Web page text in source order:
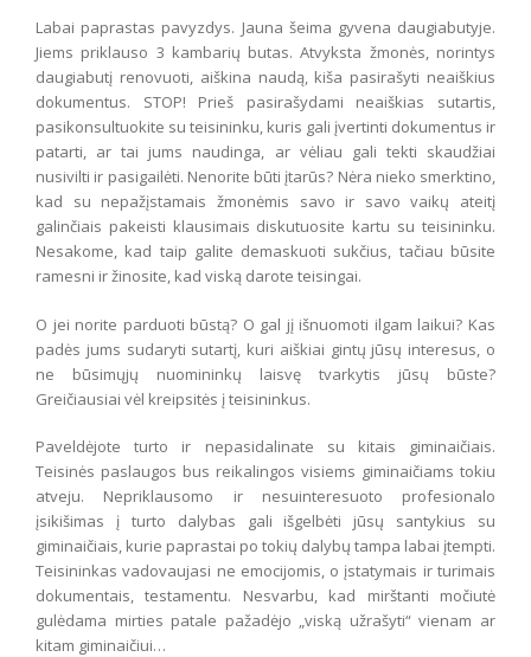
Labai paprastas pavyzdys. Jauna šeima gyvena daugiabutyje.
Jiems priklauso 3 kambarių butas. Atvyksta žmonės, norintys
daugiabutį renovuoti, aiškina naudą, kiša pasirašyti neaiškius
dokumentus. STOP! Prieš pasirašydami neaiškias sutartis,
pasikonsultuokite su teisininku, kuris gali įvertinti dokumentus ir
patarti, ar tai jums naudinga, ar vėliau gali tekti skaudžiai
nusivilti ir pasigailėti. Nenorite būti įtarūs? Nėra nieko smerktino,
kad su nepažįstamais žmonėmis savo ir savo vaikų ateitį
galinčiais pakeisti klausimais diskutuosite kartu su teisininku.
Nesakome, kad taip galite demaskuoti sukčius, tačiau būsite
ramesni ir žinosite, kad viską darote teisingai.
O jei norite parduoti būstą? O gal jį išnuomoti ilgam laikui? Kas
padės jums sudaryti sutartį, kuri aiškiai gintų jūsų interesus, o
ne būsimųjų nuomininkų laisvę tvarkytis jūsų būste?
Greičiausiai vėl kreipsitės į teisininkus.
Paveldėjote turto ir nepasidalinate su kitais giminaičiais.
Teisinės paslaugos bus reikalingos visiems giminaičiams tokiu
atveju. Nepriklausomo ir nesuinteresuoto profesionalo
įsikišimas į turto dalybas gali išgelbėti jūsų santykius su
giminaičiais, kurie paprastai po tokių dalybų tampa labai įtempti.
Teisininkas vadovaujasi ne emocijomis, o įstatymais ir turimais
dokumentais, testamentu. Nesvarbu, kad mirštanti močiutė
gulėdama mirties patale pažadėjo „viską užrašyti“ vienam ar
kitam giminaičiui…